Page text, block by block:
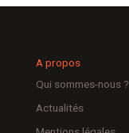
A propos
Qui sommes-nous ?
Actualités